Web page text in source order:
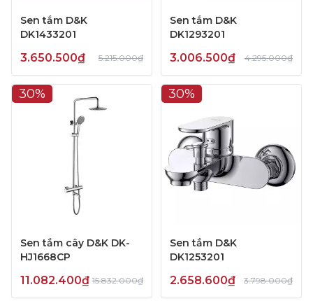
Sen tắm D&K
DK1433201
3.650.500₫ 5.215.000₫
Sen tắm D&K
DK1293201
3.006.500₫ 4.295.000₫
30%
Sen tắm cây D&K DK-
HJ1668CP
11.082.400₫ 15.832.000₫
30%
Sen tắm D&K
DK1253201
2.658.600₫ 3.798.000₫